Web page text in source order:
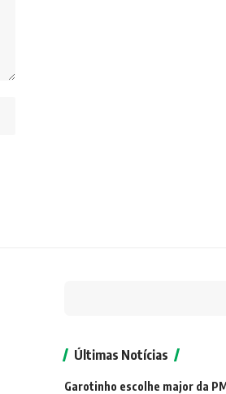
Últimas Notícias
Garotinho escolhe major da